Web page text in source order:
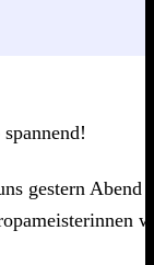
gestern